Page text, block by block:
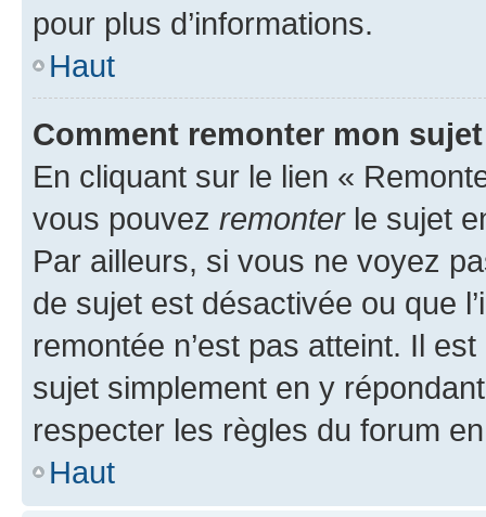
pour plus d’informations.
Haut
Comment remonter mon
En cliquant sur le lien «
vous pouvez remonterle sujet
Par ailleurs, si vous ne voyez
de sujet est désactivée ou que
remontée n’est pas atteint. Il
sujet simplement en y
respecter les règles du forum
Haut